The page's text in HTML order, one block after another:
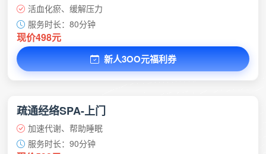
活血化瘀、缓解压力
服务时长：80分钟
现价498元
新人3OO元福利券
疏通经络SPA-上门
加速代谢、帮助睡眠
服务时长：90分钟